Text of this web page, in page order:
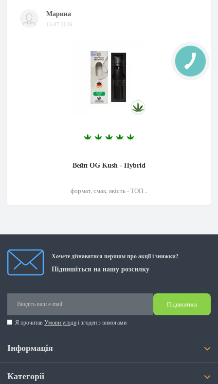
Марина
15.07.2026
Вейп OG Kush - Hybrid
формат, смак, якість - ТОП ..
Хочете дізнаватися першим про акції і знижки?
Підпишіться на нашу розсилку
Підписатися
Я прочитав Умови угоди і згоден з вимогами
Інформація
Категорії
КНОПКА
ЗВ'ЯЗКУ